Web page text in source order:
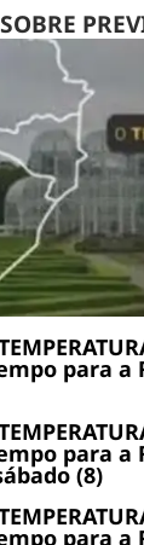
para a
para a
(8)
para a